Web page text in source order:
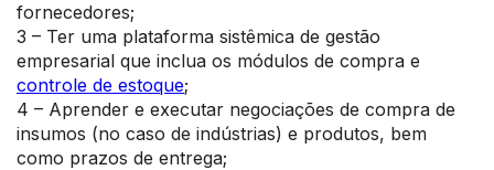
fornecedores;
3 – Ter uma plataforma sistêmica de gestão
empresarial que inclua os módulos de compra e
controle de estoque;
4 – Aprender e executar negociações de compra de
insumos (no caso de indústrias) e produtos, bem
como prazos de entrega;